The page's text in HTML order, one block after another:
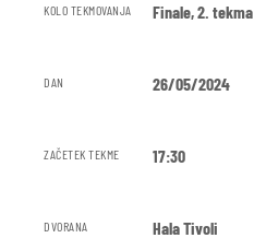
KOLO TEKMOVANJA Finale, 2. tekma
DAN 26/05/2024
ZAČETEK TEKME 17:30
DVORANA Hala Tivoli